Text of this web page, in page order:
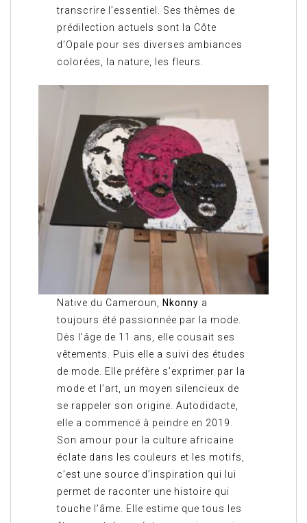
transcrire l’essentiel. Ses thèmes de
prédilection actuels sont la Côte
d’Opale pour ses diverses ambiances
colorées, la nature, les fleurs.
Native du Cameroun, Nkonny a
toujours été passionnée par la mode.
Dès l’âge de 11 ans, elle cousait ses
vêtements. Puis elle a suivi des études
de mode. Elle préfère s’exprimer par la
mode et l’art, un moyen silencieux de
se rappeler son origine. Autodidacte,
elle a commencé à peindre en 2019.
Son amour pour la culture africaine
éclate dans les couleurs et les motifs,
c’est une source d’inspiration qui lui
permet de raconter une histoire qui
touche l’âme. Elle estime que tous les